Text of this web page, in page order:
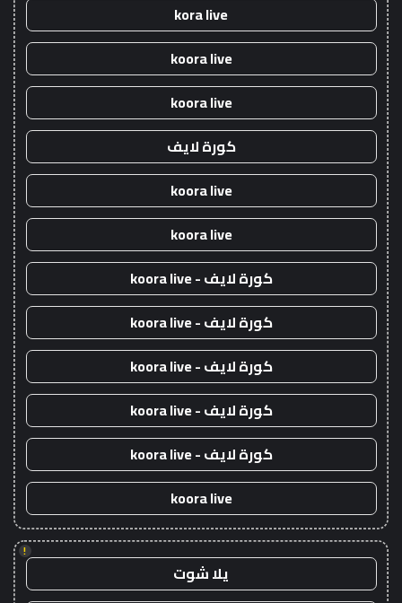
kora live
koora live
koora live
كورة لايف
koora live
koora live
كورة لايف - koora live
كورة لايف - koora live
كورة لايف - koora live
كورة لايف - koora live
كورة لايف - koora live
koora live
!
يلا شوت